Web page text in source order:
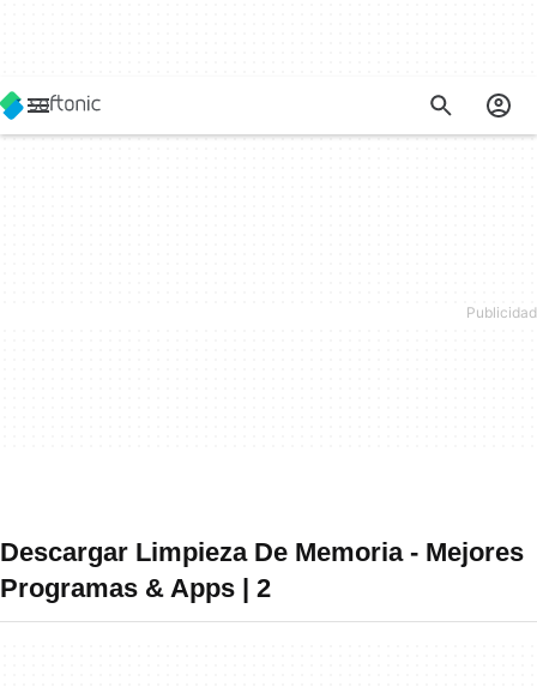
Descargar Limpieza De Memoria - Mejores
Programas & Apps | 2